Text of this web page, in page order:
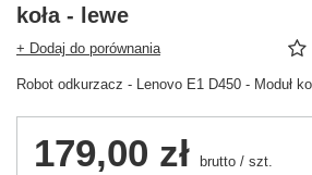
koła - lewe
+ Dodaj do porównania
Robot odkurzacz - Lenovo E1 D450 - Moduł
179,00 zł brutto / szt.